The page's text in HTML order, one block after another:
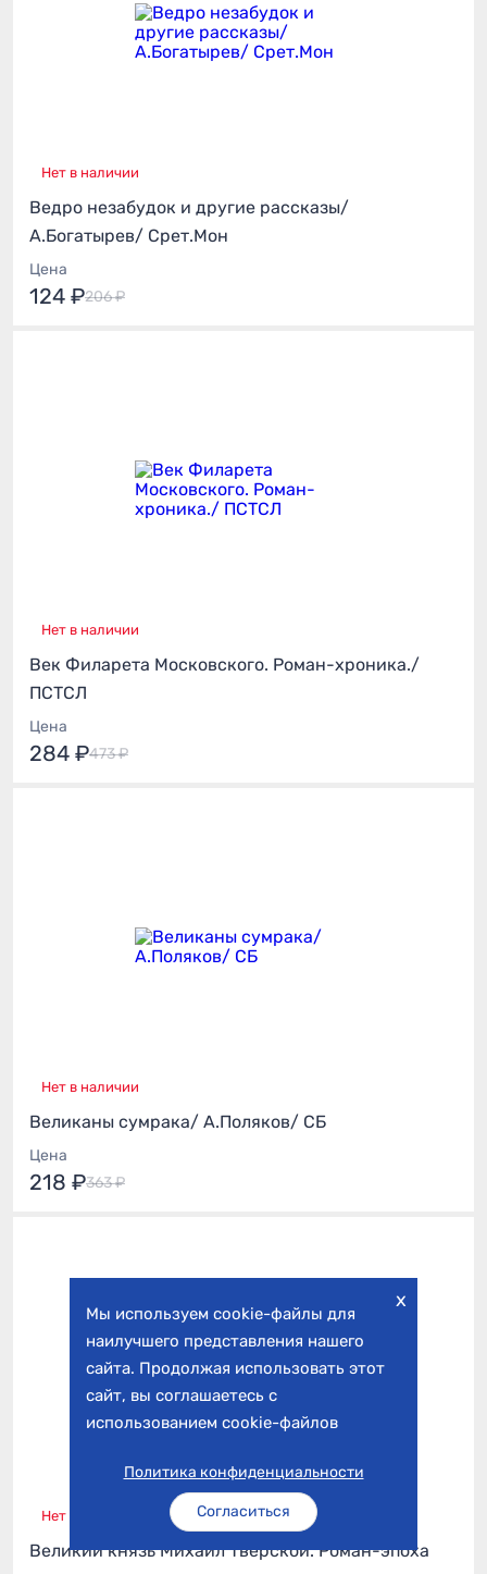
Нет в наличии
Ведро незабудок и другие рассказы/
А.Богатырев/ Срет.Мон
Цена
124 ₽206 ₽
Нет в наличии
Век Филарета Московского. Роман-хроника./
ПСТСЛ
Цена
284 ₽473 ₽
Нет в наличии
Великаны сумрака/ А.Поляков/ СБ
Цена
218 ₽363 ₽
Нет в наличии
Великий князь Михаил Тверской. Роман-эпоха
x
Мы используем cookie-файлы для
наилучшего представления нашего
сайта. Продолжая использовать этот
сайт, вы соглашаетесь с
использованием cookie-файлов
Согласиться
Политика конфиденциальности